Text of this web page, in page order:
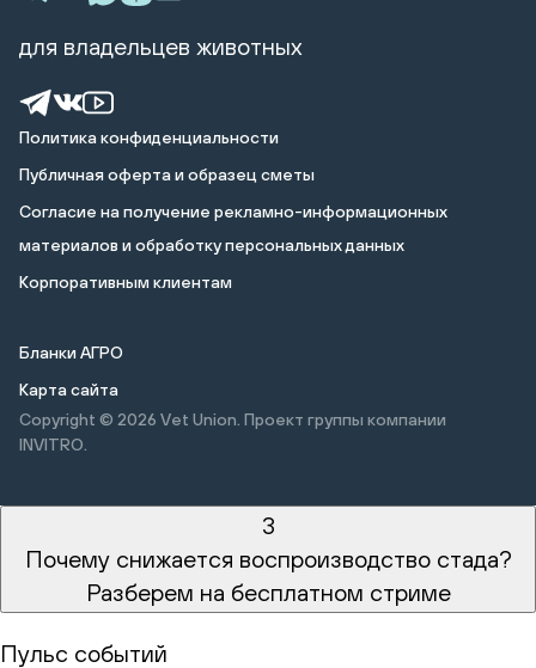
Политика конфиденциальности
Публичная оферта и образец сметы
Cогласие на получение рекламно-информационных
материалов и обработку персональных данных
Корпоративным клиентам
Бланки АГРО
Карта сайта
Copyright © 2026 Vet Union. Проект группы компании
INVITRO.
для владельцев животных
3
Почему снижается воспроизводство стада?
Разберем на бесплатном стриме
Пульс событий